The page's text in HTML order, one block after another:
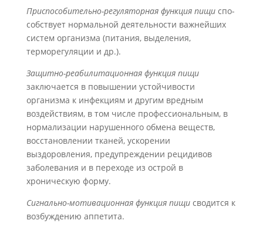
Приспособительно-регуляторная функция пищи спо­
собствует нормальной деятельности важнейших
систем ор­ганизма (питания, выделения,
терморегуляции и др.).
Защитно-реабилитационная функция пищи
заключа­ется в повышении устойчивости
организма к инфекциям и другим вредным
воздействиям, в том числе профессиональ­ным, в
нормализации нарушенного обмена веществ,
восста­новлении тканей, ускорении
выздоровления, предупреж­дении рецидивов
заболевания и в переходе из острой в
хроническую форму.
Сигнально-мотивационная функция пищи сводится к
воз­буждению аппетита.